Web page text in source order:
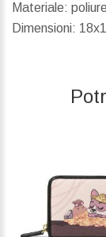
Materiale:
Dimensioni: